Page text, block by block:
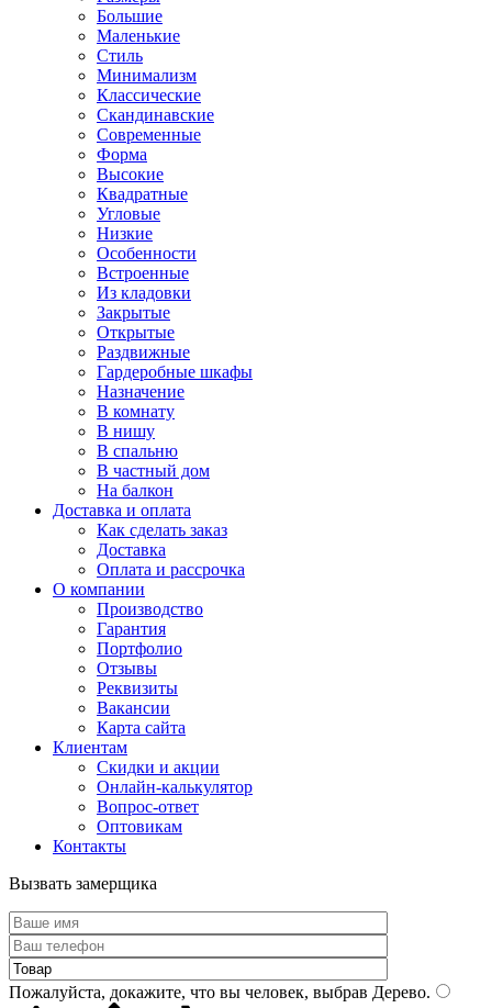
Большие
Маленькие
Стиль
Минимализм
Классические
Скандинавские
Современные
Форма
Высокие
Квадратные
Угловые
Низкие
Особенности
Встроенные
Из кладовки
Закрытые
Открытые
Раздвижные
Гардеробные шкафы
Назначение
В комнату
В нишу
В спальню
В частный дом
На балкон
Доставка и оплата
Как сделать заказ
Доставка
Оплата и рассрочка
О компании
Производство
Гарантия
Портфолио
Отзывы
Реквизиты
Вакансии
Карта сайта
Клиентам
Скидки и акции
Онлайн-калькулятор
Вопрос-ответ
Оптовикам
Контакты
Вызвать замерщика
Пожалуйста, докажите, что вы человек, выбрав Дерево.